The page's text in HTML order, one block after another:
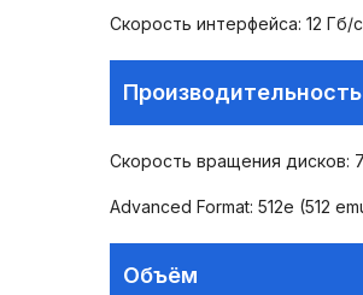
Скорость интерфейса: 12 Гб/с
Производительность
Скорость вращения дисков:
Advanced Format: 512e (512
Объём